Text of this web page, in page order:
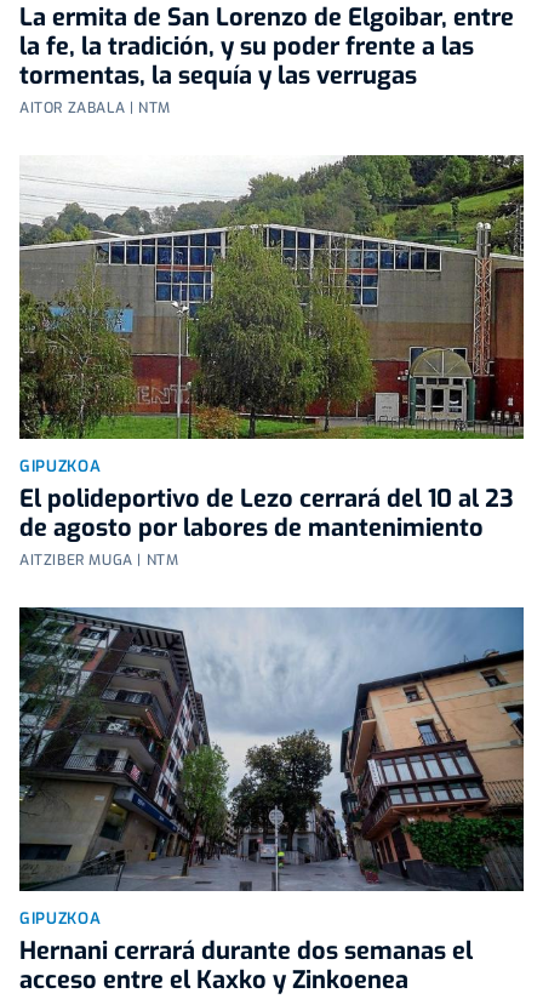
La ermita de San Lorenzo de Elgoibar, entre
la fe, la tradición, y su poder frente a las
tormentas, la sequía y las verrugas
AITOR ZABALA | NTM
GIPUZKOA
El polideportivo de Lezo cerrará del 10 al 23
de agosto por labores de mantenimiento
AITZIBER MUGA | NTM
GIPUZKOA
Hernani cerrará durante dos semanas el
acceso entre el Kaxko y Zinkoenea